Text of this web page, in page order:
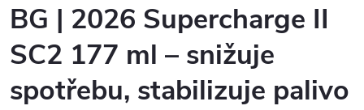
BG | 2026 Supercharge II
SC2 177 ml – snižuje
spotřebu, stabilizuje palivo